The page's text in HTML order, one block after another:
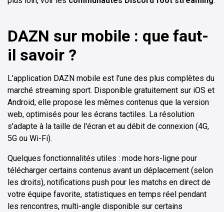
DAZN sur mobile : que faut-
il savoir ?
L'application DAZN mobile est l'une des plus complètes du
marché streaming sport. Disponible gratuitement sur iOS et
Android, elle propose les mêmes contenus que la version
web, optimisés pour les écrans tactiles. La résolution
s'adapte à la taille de l'écran et au débit de connexion (4G,
5G ou Wi-Fi).
Quelques fonctionnalités utiles : mode hors-ligne pour
télécharger certains contenus avant un déplacement (selon
les droits), notifications push pour les matchs en direct de
votre équipe favorite, statistiques en temps réel pendant
les rencontres, multi-angle disponible sur certains